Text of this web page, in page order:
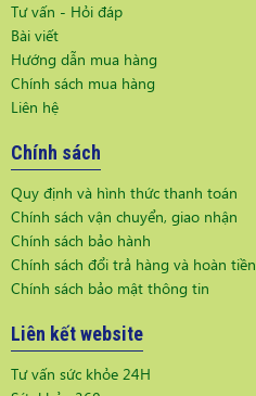
Tư vấn - Hỏi đáp
Bài viết
Hướng dẫn mua hàng
Chính sách mua hàng
Liên hệ
Chính sách
Quy định và hình thức thanh toán
Chính sách vận chuyển, giao nhận
Chính sách bảo hành
Chính sách đổi trả hàng và hoàn tiền
Chính sách bảo mật thông tin
Liên kết website
Tư vấn sức khỏe 24H